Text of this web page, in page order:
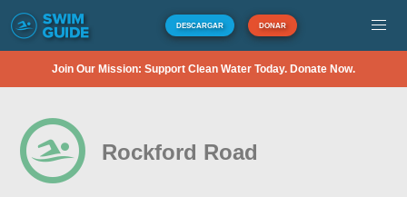
DESCARGAR DONAR
Join Our Mission: Support Clean Water Today. Donate Now.
Rockford Road